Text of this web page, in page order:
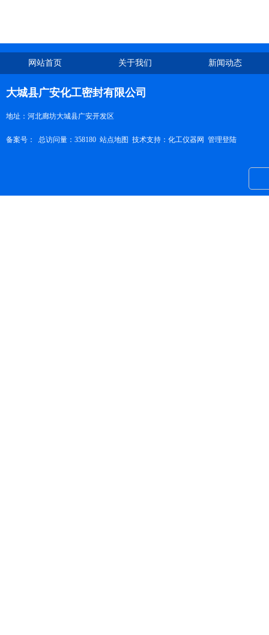
网站首页 关于我们 新闻动态
大城县广安化工密封有限公司
地址：河北廊坊大城县广安开发区
备案号： 总访问量：358180 站点地图 技术支持： 化工仪器网 管理登陆